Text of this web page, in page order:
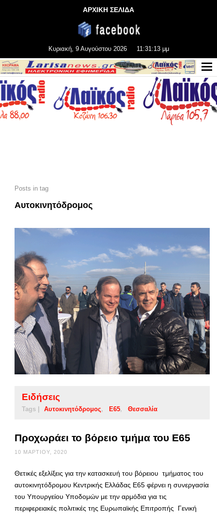
ΑΡΧΙΚΗ ΣΕΛΙΔΑ
Κυριακή, 9 Αυγούστου 2026 11:31:14 μμ
Posts in tag
Αυτοκινητόδρομος
Ειδήσεις
Tags | Αυτοκινητόδρομος Ε65 Θεσσαλία
Προχωράει το βόρειο τμήμα του Ε65
10 ΜΑΡΤΊΟΥ, 2020
Θετικές εξελίξεις για την κατασκευή του βόρειου τμήματος του
αυτοκινητόδρομου Κεντρικής Ελλάδας Ε65 φέρνει η συνεργασία
του Υπουργείου Υποδομών με την αρμόδια για τις
περιφερειακές πολιτικές της Ευρωπαϊκής Επιτροπής Γενική